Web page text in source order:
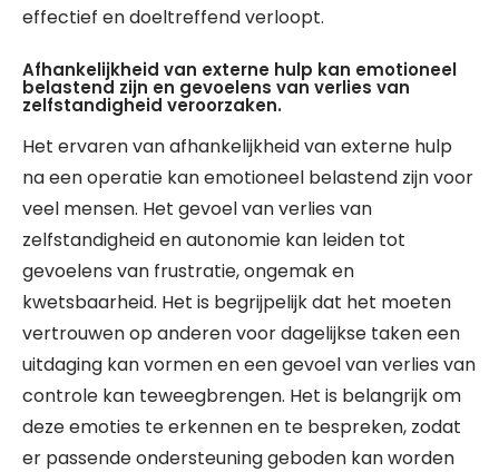
effectief en doeltreffend verloopt.
Afhankelijkheid van externe hulp kan emotioneel
belastend zijn en gevoelens van verlies van
zelfstandigheid veroorzaken.
Het ervaren van afhankelijkheid van externe hulp
na een operatie kan emotioneel belastend zijn voor
veel mensen. Het gevoel van verlies van
zelfstandigheid en autonomie kan leiden tot
gevoelens van frustratie, ongemak en
kwetsbaarheid. Het is begrijpelijk dat het moeten
vertrouwen op anderen voor dagelijkse taken een
uitdaging kan vormen en een gevoel van verlies van
controle kan teweegbrengen. Het is belangrijk om
deze emoties te erkennen en te bespreken, zodat
er passende ondersteuning geboden kan worden